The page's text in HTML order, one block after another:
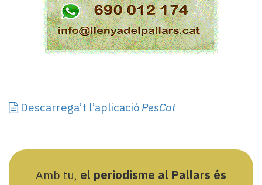
Descarrega’t l’aplicacióPesCat
Amb tu, el periodisme al Pallars és